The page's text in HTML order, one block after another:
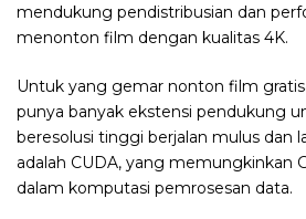
mendukung pendistribusian dan
menonton film dengan kualitas 4K.
Untuk yang gemar nonton film
punya banyak ekstensi pendukung
beresolusi tinggi berjalan mulus dan
adalah CUDA, yang memungkinkan
dalam komputasi pemrosesan data.